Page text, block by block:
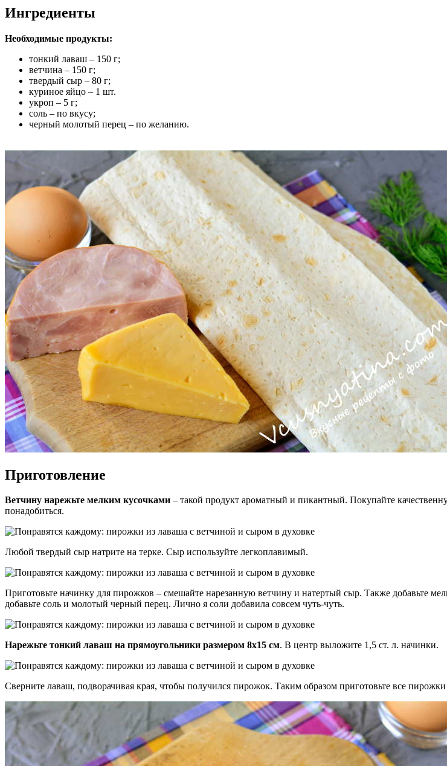
Ингредиенты
Необходимые продукты:
тонкий лаваш – 150 г;
ветчина – 150 г;
твердый сыр – 80 г;
куриное яйцо – 1 шт.
укроп – 5 г;
соль – по вкусу;
черный молотый перец – по желанию.
Приготовление
Ветчину нарежьте мелким кусочками – такой продукт ароматный и пикантный. Покупайте
понадобиться.
Любой твердый сыр натрите на терке. Сыр используйте легкоплавимый.
Приготовьте начинку для пирожков – смешайте нарезанную ветчину и натертый сыр. Также добавьте
добавьте соль и молотый черный перец. Лично я соли добавила совсем чуть-чуть.
Нарежьте тонкий лаваш на прямоугольники размером 8х15 см. В центр выложите 1,5 ст. л. начинки.
Сверните лаваш, подворачивая края, чтобы получился пирожок. Таким образом приготовьте все